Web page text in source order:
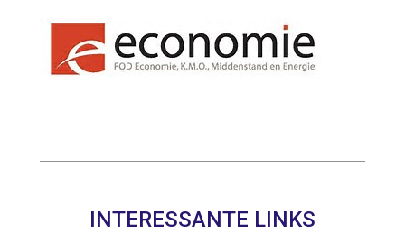
INTERESSANTE LINKS